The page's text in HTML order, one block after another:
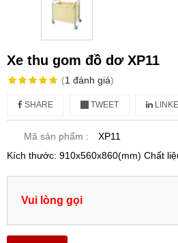
Xe thu gom đồ dơ XP11
(1 đánh giá)
SHARE TWEET
Mã sản phẩm :
XP11
Kích thước: 910x560x860(mm) Chất
Vui lòng gọi